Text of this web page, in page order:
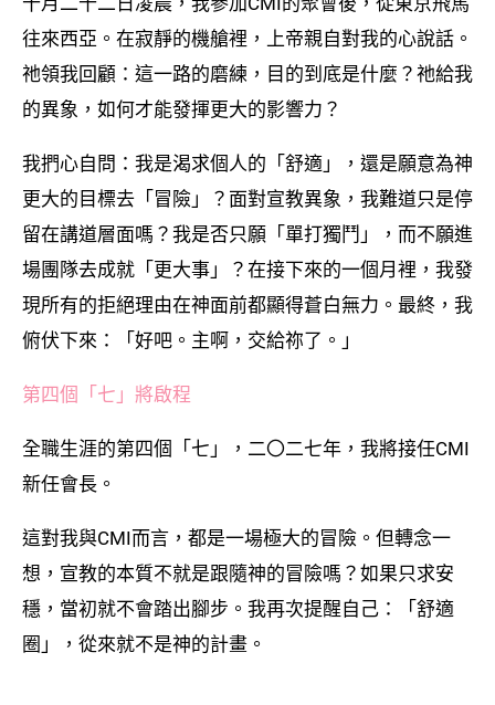
往來西亞。在寂靜的機艙裡，上帝親自對我的心說話。
祂領我回顧：這一路的磨練，目的到底是什麼？祂給我
的異象，如何才能發揮更大的影響力？
我捫心自問：我是渴求個人的「舒適」，還是願意為神
更大的目標去「冒險」？面對宣教異象，我難道只是停
留在講道層面嗎？我是否只願「單打獨鬥」，而不願進
場團隊去成就「更大事」？在接下來的一個月裡，我發
現所有的拒絕理由在神面前都顯得蒼白無力。最終，我
俯伏下來：「好吧。主啊，交給祢了。」
第四個「七」將啟程
全職生涯的第四個「七」，二〇二七年，我將接任CMI
新任會長。
這對我與CMI而言，都是一場極大的冒險。但轉念一
想，宣教的本質不就是跟隨神的冒險嗎？如果只求安
穩，當初就不會踏出腳步。我再次提醒自己：「舒適
圈」，從來就不是神的計畫。